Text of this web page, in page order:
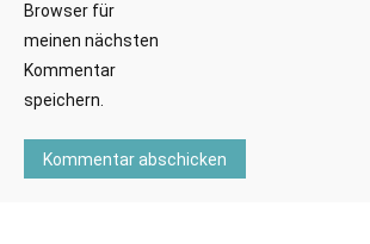
Browser für
meinen nächsten
Kommentar
speichern.